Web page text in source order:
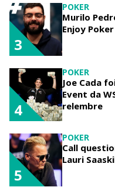
POKER
Murilo
Enjoy
3
POKER
Joe Cada
Event da
relembre
4
POKER
Call
Lauri
5